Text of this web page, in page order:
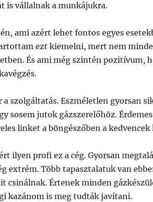
is vállalnak a munkájukra.
ami azért lehet fontos egyes
ezt kiemelni, mert nem
És ami még szintén pozitívum,
a szolgáltatás. Eszméletlen gyorsan
sosem jutok gázszerelőhöz.
linket a böngészőben a
ilyen profi ez a cég. Gyorsan
extrém. Több tapasztalatuk van
csinálnak. Értenek minden
kazánom is meg tudták javítani.